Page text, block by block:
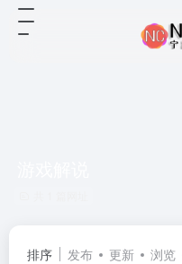
排序 发布 更新 浏览